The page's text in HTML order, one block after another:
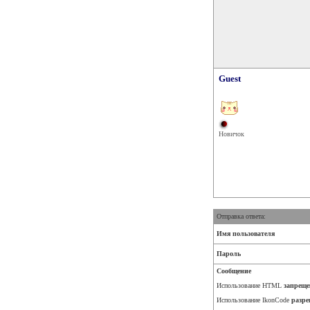
Guest
Новичок
Отправка ответа:
Имя пользователя
Пароль
Сообщение
Использование HTML
Использование IkonCode